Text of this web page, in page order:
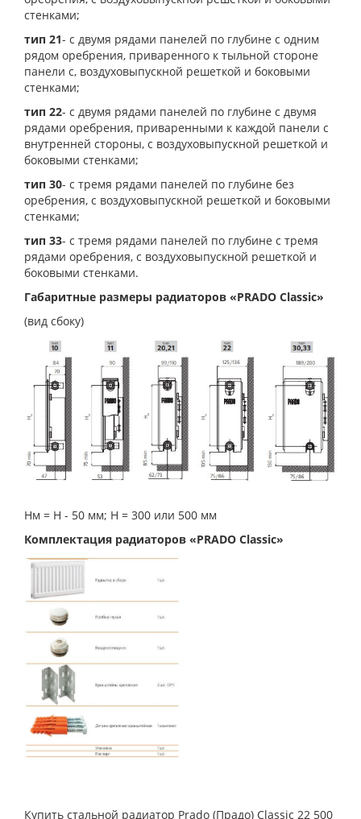
стенками;
тип 21- с двумя рядами панелей по глубине с одним
рядом оребрения, приваренного к тыльной стороне
панели с, воздуховыпускной решеткой и боковыми
стенками;
тип 22- с двумя рядами панелей по глубине с двумя
рядами оребрения, приваренными к каждой панели с
внутренней стороны, с воздуховыпускной решеткой и
боковыми стенками;
тип 30- с тремя рядами панелей по глубине без
оребрения, с воздуховыпускной решеткой и боковыми
стенками;
тип 33- с тремя рядами панелей по глубине с тремя
рядами оребрения, с воздуховыпускной решеткой и
боковыми стенками.
Габаритные размеры радиаторов «PRADO Classic»
(вид сбоку)
Нм = Н - 50 мм; Н = 300 или 500 мм
Комплектация радиаторов «PRADO Classic»
Купить стальной радиатор Prado (Прадо) Classic 22 500